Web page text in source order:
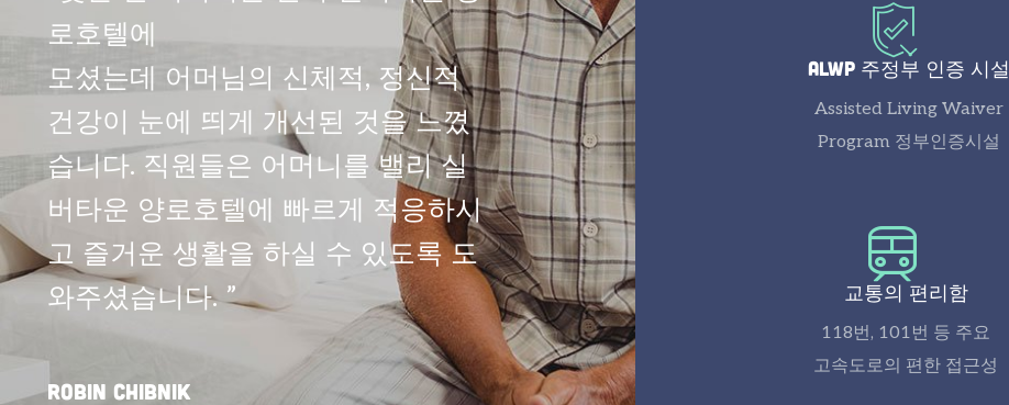
로호텔에
모셨는데 어머님의 신체적, 정신적
건강이 눈에 띄게 개선된 것을 느꼈
습니다. 직원들은 어머니를 밸리 실
버타운 양로호텔에 빠르게 적응하시
고 즐거운 생활을 하실 수 있도록 도
와주셨습니다. ”
ROBIN CHIBNIK
alwp 주정부 인증 시설
Assisted Living Waiver
Program 정부인증시설
교통의 편리함
118번, 101번 등 주요
고속도로의 편한 접근성